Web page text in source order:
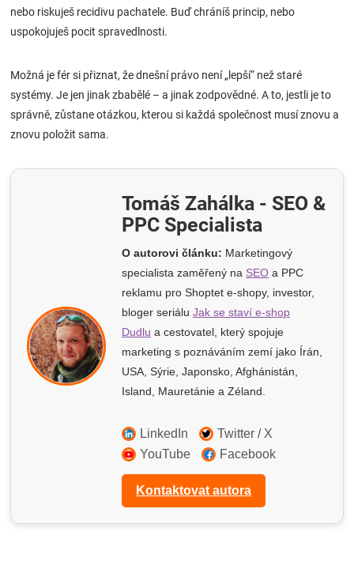
nebo riskuješ recidivu pachatele. Buď chráníš princip, nebo
uspokojuješ pocit spravedlnosti.
Možná je fér si přiznat, že dnešní právo není „lepší“ než staré
systémy. Je jen jinak zbabělé – a jinak zodpovědné. A to, jestli je to
správně, zůstane otázkou, kterou si každá společnost musí znovu a
znovu položit sama.
Tomáš Zahálka - SEO &
PPC Specialista
O autorovi článku: Marketingový
specialista zaměřený na SEO a PPC
reklamu pro Shoptet e-shopy, investor,
bloger seriálu Jak se staví e-shop
Dudlu a cestovatel, který spojuje
marketing s poznáváním zemí jako Írán,
USA, Sýrie, Japonsko, Afghánistán,
Island, Mauretánie a Zéland.
LinkedIn
Twitter / X
YouTube
Facebook
Kontaktovat autora